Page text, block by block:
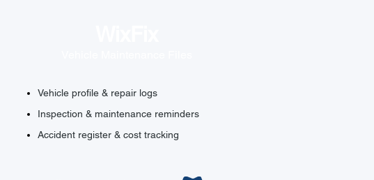
Vehicle profile & repair logs
Inspection & maintenance reminders
Accident register & cost tracking